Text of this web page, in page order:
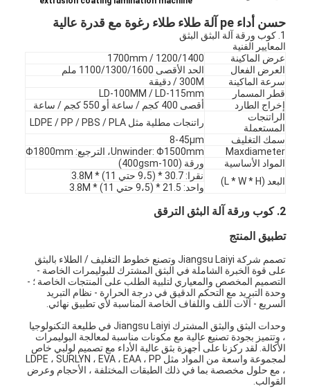
حسن أداء pe آلة طلاء طلاء رغوة مع قدرة عالية
1. كوب ورقة آلة البثق البثق
المعايير الفنية
عرض الماكينة
1200/1400 / 1700mm
العرض الفعال
الحد الأقصى 1100/1300/1600 ملم
سرعة الماكينة
300M / دقيقة
قطر المسمار
LD-100MM / LD-115mm
إخراج الطارد
أقصى 400 كجم / ساعة أو 550 كجم / ساعة
الراتنجات
المستعملة
راتنجات مطلية مثل LDPE / PP / PBS / PLA
سمك التغليف
8-45μm
Maxdiameter
Unwinder: Φ1500mm، الترجيع: Φ1800mm
المواد الأساسية
ورقة (100-400gsm)
البعد (L * W * H)
نقرا: 30.7 * (9،5 حتي 11) * 3.8M
واحد: 21.5 * (9،5 حتي 11) * 3.8M
2. كوب ورقة آلة البثق الترقق
تطبيق المنتج
تصمم شركة Jiangsu Laiyi وتصنع خطوط التغليف / الطلاء بالبثق
على قوة الخبرة الشاملة في البثق المشترك للبوليمرات الخاصة -
التصميم المخصص والمعياري لتلبية الطلب على المنتجات الخاصة ؛ -
وحدة التبريد مع التحكم الدقيق في درجة الحرارة - نظام التبريد
السريع - آلات اللف واللفاف الخاصة المناسبة لأي تطبيق نهائي.
وحدات البثق والبثق المشترك Jiangsu Laiyi في طليعة التكنولوجيا
، وتتميز بجودة تصنيع عالية مع مكونات مناسبة لمعالجة البوليمرات
الأكالة. لقد ركزنا على أجهزة بثق عالية الأداء مع تصميم لولبي خاص
لمجموعة واسعة من المواد مثل LDPE ، SURLYN ، EVA ، EAA ، PP
، مع حلول مخصصة بما في ذلك الطبقات المختلفة ، الأحجام وعرض
القوالب.